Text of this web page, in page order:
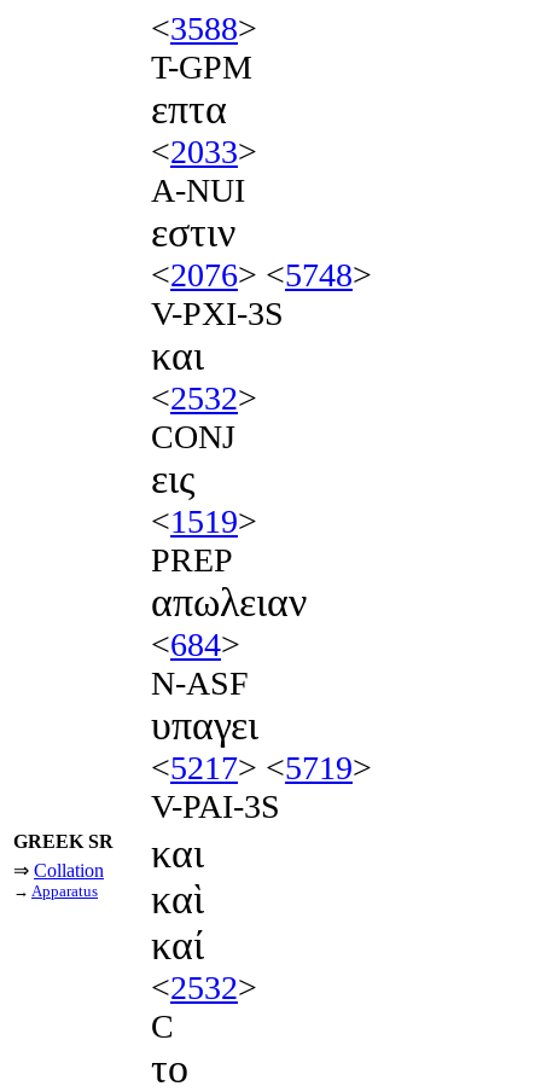
<3588>
T-GPM
επτα
<2033>
A-NUI
εστιν
<2076> <5748>
V-PXI-3S
και
<2532>
CONJ
εις
<1519>
PREP
απωλειαν
<684>
N-ASF
υπαγει
<5217> <5719>
V-PAI-3S
GREEK SR
⇒ Collation
→ Apparatus
και
καὶ
καί
<2532>
C
το